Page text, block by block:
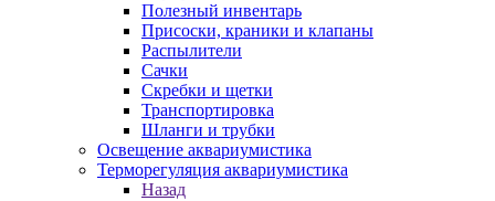
Полезный инвентарь
Присоски, краники и клапаны
Распылители
Сачки
Скребки и щетки
Транспортировка
Шланги и трубки
Освещение аквариумистика
Терморегуляция аквариумистика
Назад